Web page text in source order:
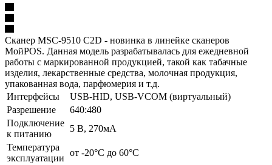
Сканер MSC-9510 C2D - новинка в линейке сканеров
МойPOS. Данная модель разрабатывалась для ежедневной
работы с маркированной продукцией, такой как табачные
изделия, лекарственные средства, молочная продукция,
упакованная вода, парфюмерия и т.д.
Интерфейсы
USB-HID, USB-VCOM (виртуальный)
Разрешение
640:480
Подключение
к питанию
5 В, 270мА
Температура
эксплуатации
от -20°C до 60°C